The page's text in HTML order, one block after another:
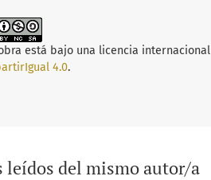
está bajo una licencia internacional
4.0.
leídos del mismo autor/a